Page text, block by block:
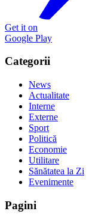
Get it on
Google Play
Categorii
News
Actualitate
Interne
Externe
Sport
Politică
Economie
Utilitare
Sănătatea la Zi
Evenimente
Pagini